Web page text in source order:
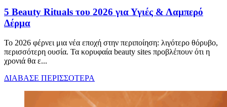
5 Beauty Rituals του 2026 για Υγιές & Λαμπερό
Δέρμα
Το 2026 φέρνει μια νέα εποχή στην περιποίηση: λιγότερο θόρυβο,
περισσότερη ουσία. Τα κορυφαία beauty sites προβλέπουν ότι η
χρονιά θα ε...
ΔΙΑΒΑΣΕ ΠΕΡΙΣΣΟΤΕΡΑ